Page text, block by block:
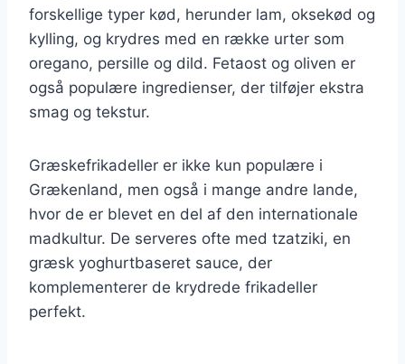
forskellige typer kød, herunder lam, oksekød og
kylling, og krydres med en række urter som
oregano, persille og dild. Fetaost og oliven er
også populære ingredienser, der tilføjer ekstra
smag og tekstur.
Græskefrikadeller er ikke kun populære i
Grækenland, men også i mange andre lande,
hvor de er blevet en del af den internationale
madkultur. De serveres ofte med tzatziki, en
græsk yoghurtbaseret sauce, der
komplementerer de krydrede frikadeller
perfekt.